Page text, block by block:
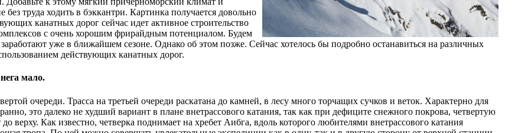
труда ходить в бэккантри. Картинка получается довольно
канатных дорог сейчас идет активное строительство
с очень хорошим фрирайдным потенциалом. Будем
уже в ближайшем сезоне. Однако об этом позже. Сейчас хотелось бы подробно останавиться на различных
действующих канатных дорог.
мало.
очереди. Трасса на третьей очереди раскатана до камней, в лесу много торчащих сучков и веток. Характерно для
это далеко не худший вариант в плане внетрассового катания, так как при дефиците снежного покрова, четвертую
верху. Как известно, четверка поднимает на хребет Аибга, вдоль которого любителями внетрассового катания